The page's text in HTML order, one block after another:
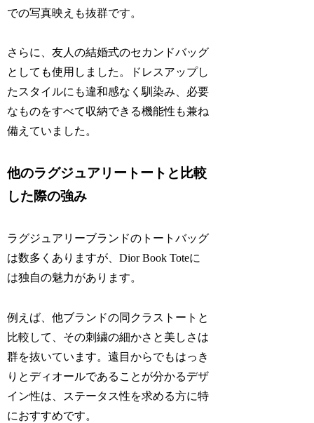
での写真映えも抜群です。
さらに、友人の結婚式のセカンドバッグ
としても使用しました。ドレスアップし
たスタイルにも違和感なく馴染み、必要
なものをすべて収納できる機能性も兼ね
備えていました。
他のラグジュアリートートと比較
した際の強み
ラグジュアリーブランドのトートバッグ
は数多くありますが、Dior Book Toteに
は独自の魅力があります。
例えば、他ブランドの同クラストートと
比較して、その刺繍の細かさと美しさは
群を抜いています。遠目からでもはっき
りとディオールであることが分かるデザ
イン性は、ステータス性を求める方に特
におすすめです。